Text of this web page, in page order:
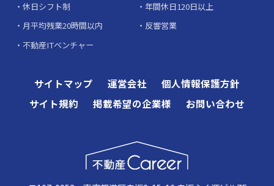
休日シフト制
年間休日120日以上
月平均残業20時間以内
反響営業
不動産ITベンチャー
サイトマップ 運営会社
個人情報保護方針
サイト規約
掲載希望の企業様 お問い合わせ